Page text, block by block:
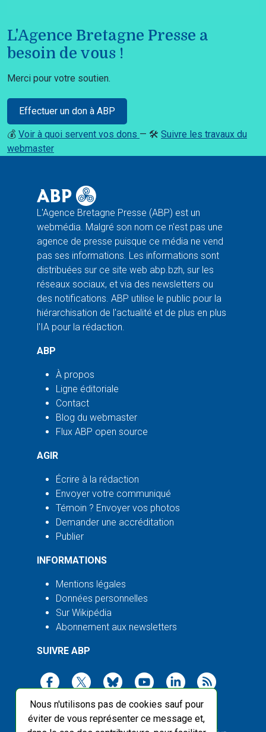
Nous n'utilisons pas de cookies sauf pour
éviter de vous représenter ce message et,
L'Agence Bretagne Presse a
besoin de vous !
Merci pour votre soutien.
Effectuer un don à ABP
💰 Voir à quoi servent vos dons — 🛠️ Suivre les travaux du
webmaster
L'Agence Bretagne Presse (ABP) est un
webmédia. Malgré son nom ce n'est pas une
agence de presse puisque ce média ne vend
pas ses informations. Les informations sont
distribuées sur ce site web abp.bzh, sur les
réseaux sociaux, et via des newsletters ou
des notifications. ABP utilise le public pour la
hiérarchisation de l'actualité et de plus en plus
l'IA pour la rédaction.
ABP
À propos
Ligne éditoriale
Contact
Blog du webmaster
Flux ABP open source
AGIR
Écrire à la rédaction
Envoyer votre communiqué
Témoin ? Envoyer vos photos
Demander une accréditation
Publier
INFORMATIONS
Mentions légales
Données personnelles
Sur Wikipédia
Abonnement aux newsletters
SUIVRE ABP